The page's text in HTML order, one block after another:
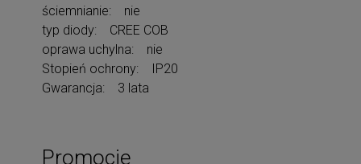
ściemnianie: nie
typ diody: CREE COB
oprawa uchylna: nie
Stopień ochrony: IP20
Gwarancja: 3 lata
Promocje